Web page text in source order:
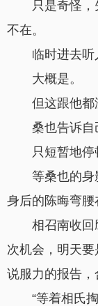
只是奇怪
不在。
临时进去听
大概是。
但这跟他都
桑也告诉自
只短暂地停
等桑也的
身后的陈晦弯腰
相召南收回
次机会，明天
说服力的报告，
“等着相氏